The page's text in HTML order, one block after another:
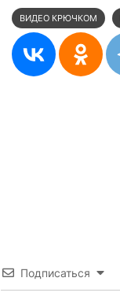
ВИДЕО КРЮЧКОМ
Подписаться